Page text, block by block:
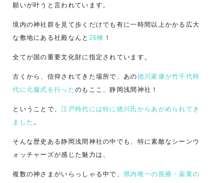
願いが叶うと言われています。
境内の神社群を見て歩くだけでも有に一時間以上かかる広大
な敷地にある社殿なんと 26棟 ！
全てが国の重要文化財に指定されています。
古くから、信仰されてきた場所で、あの徳川家康が竹千代時
代に元服式を行ったのもここ、静岡浅間神社！
ということで、江戸時代には特に徳川氏からあがめられてき
ました 。
そんな歴史ある静岡浅間神社の中でも、特に素敵なシーンウ
ォッチャーズが感じた魅力は、
複数の神さまがいらっしゃる中で、 県内唯一の医療・薬業の